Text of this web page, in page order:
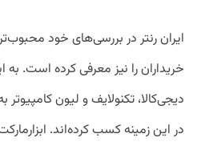
ایران رنتر در بررسی‌های خود
خریداران را نیز معرفی کرده است.
دیجی‌کالا، تکنولایف و لیون کامپیوتر